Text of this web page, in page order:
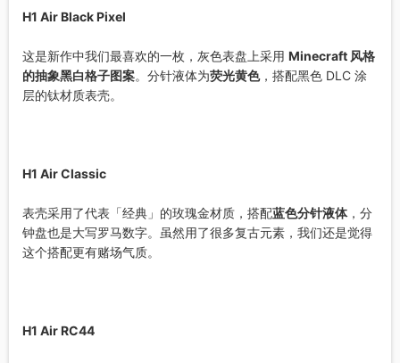
H1 Air Black Pixel
这是新作中我们最喜欢的一枚，灰色表盘上采用 Minecraft 风格
的抽象黑白格子图案。分针液体为荧光黄色，搭配黑色 DLC 涂
层的钛材质表壳。
H1 Air Classic
表壳采用了代表「经典」的玫瑰金材质，搭配蓝色分针液体，分
钟盘也是大写罗马数字。虽然用了很多复古元素，我们还是觉得
这个搭配更有赌场气质。
H1 Air RC44